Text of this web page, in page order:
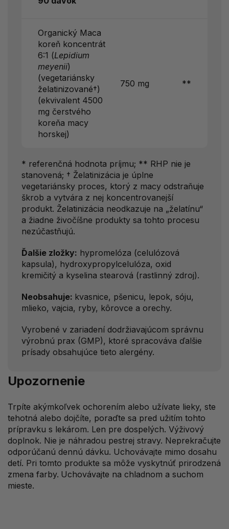
Organický Maca
koreň koncentrát
6:1 (Lepidium
meyenii)
(vegetariánsky
želatinizované†)
(ekvivalent 4500
mg čerstvého
koreňa macy
horskej)
750 mg **
* referenčná hodnota príjmu; ** RHP nie je
stanovená; † Želatinizácia je úplne
vegetariánsky proces, ktorý z macy odstraňuje
škrob a vytvára z nej koncentrovanejší
produkt. Želatinizácia neodkazuje na „želatínu“
a žiadne živočíšne produkty sa tohto procesu
nezúčastňujú.
Ďalšie zložky: hypromelóza (celulózová
kapsula), hydroxypropylcelulóza, oxid
kremičitý a kyselina stearová (rastlinný zdroj).
Neobsahuje: kvasnice, pšenicu, lepok, sóju,
mlieko, vajcia, ryby, kôrovce a orechy.
Vyrobené v zariadení dodržiavajúcom správnu
výrobnú prax (GMP), ktoré spracováva ďalšie
prísady obsahujúce tieto alergény.
Upozornenie
Trpíte akýmkoľvek ochorením alebo užívate lieky, ste
tehotná alebo dojčíte, poraďte sa pred užitím tohto
prípravku s lekárom. Len pre dospelých. Výživový
doplnok. Nie je náhradou pestrej stravy. Neprekračujte
odporúčanú dennú dávku. Uchovávajte mimo dosahu
detí. Pri tomto produkte sa môže vyskytnúť prirodzená
zmena farby. Uchovávajte na chladnom a suchom
mieste.